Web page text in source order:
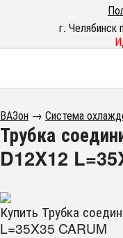
г.
ВАЗон → Система
Трубка
D12X12
Купить Трубка
L=35X35 CARUM